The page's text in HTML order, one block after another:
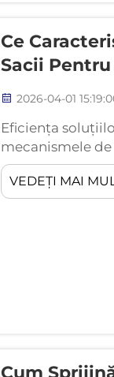
Ce
Sacii
2026-04-01
Eficiența
mecanismele
Sacii moderni
închidere,
VEDEȚI MAI